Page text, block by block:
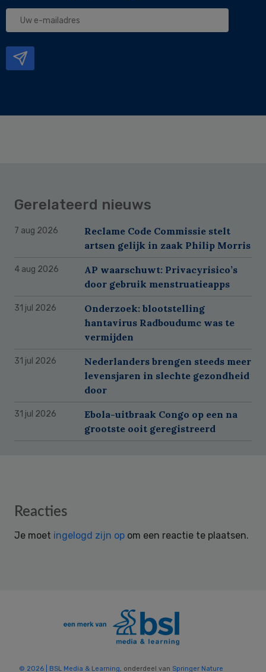
Uw
Gerelateerd nieuws
7 aug 2026
Reclame Code Commissie stelt
artsen gelijk in zaak Philip Morris
4 aug 2026
AP waarschuwt: Privacyrisico’s
door gebruik menstruatieapps
31 jul 2026
Onderzoek: blootstelling
hantavirus Radboudumc was te
vermijden
31 jul 2026
Nederlanders brengen steeds meer
levensjaren in slechte gezondheid
door
31 jul 2026
Ebola-uitbraak Congo op een na
grootste ooit geregistreerd
Reader
Reacties
Je moet ingelogd zijn op om een reactie te plaatsen.
© 2026 | BSL Media & Learning, onderdeel van Springer Nature